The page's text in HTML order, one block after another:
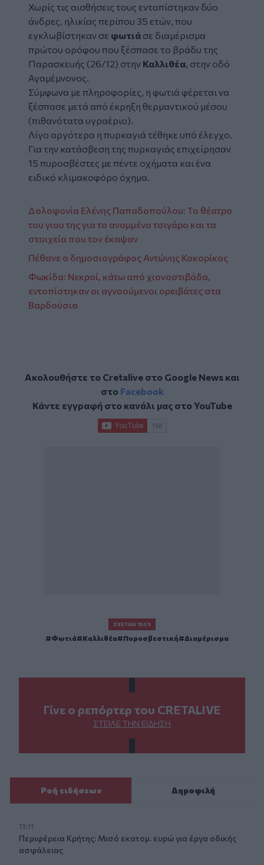
Χωρίς τις αισθήσεις τους εντοπίστηκαν δύο
άνδρες, ηλικίας περίπου 35 ετών, που
εγκλωβίστηκαν σε φωτιά σε διαμέρισμα
πρώτου ορόφου που ξέσπασε το βράδυ της
Παρασκευής (26/12) στην Καλλιθέα, στην οδό
Αγαμέμνονος.
Σύμφωνα με πληροφορίες, η φωτιά φέρεται να
ξέσπασε μετά από έκρηξη θερμαντικού μέσου
(πιθανότατα υγραέριο).
Λίγο αργότερα η πυρκαγιά τέθηκε υπό έλεγχο.
Για την κατάσβεση της πυρκαγιάς επιχείρησαν
15 πυροσβέστες με πέντε οχήματα και ένα
ειδικό κλιμακοφόρο όχημα.
Δολοφονία Ελένης Παπαδοπούλου: Το θέατρο
του γιου της για το αναμμένο τσιγάρο και τα
στοιχεία που τον έκαψαν
Πέθανε ο δημοσιογράφος Αντώνης Κοκορίκος
Φωκίδα: Νεκροί, κάτω από χιονοστιβάδα,
εντοπίστηκαν οι αγνοούμενοι ορειβάτες στα
Βαρδούσια
Ακολουθήστε το Cretalive στο Google Newsκαι
στο Facebook
Κάντε εγγραφή στο κανάλι μας στοYouTube
ΣΧΕΤΙΚΆ TAGS
Φωτιά Καλλιθέα Πυροσβεστική Διαμέρισμα
Γίνε ο ρεπόρτερ του CRETALIVE
ΣΤΕΊΛΕ ΤΗΝ ΕΊΔΗΣΗ
Ροή ειδήσεων Δημοφιλή
13:11
Περιφέρεια Κρήτης: Μισό εκατομ. ευρώ για έργα οδικής
ασφάλειας